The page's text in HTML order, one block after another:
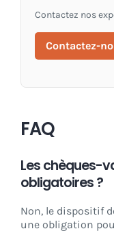
Contactez nos
Contactez-
FAQ
Les chèques-
obligatoires ?
Non, le dispositif
une obligation